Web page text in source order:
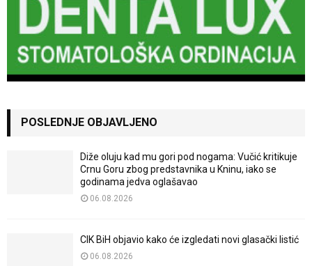
POSLEDNJE OBJAVLJENO
Diže oluju kad mu gori pod nogama: Vučić kritikuje
Crnu Goru zbog predstavnika u Kninu, iako se
godinama jedva oglašavao
06.08.2026
CIK BiH objavio kako će izgledati novi glasački listić
06.08.2026